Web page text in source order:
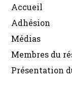
Accueil
Adhésion
Médias
Membres du
Présentation